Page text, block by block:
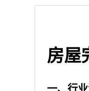
房屋